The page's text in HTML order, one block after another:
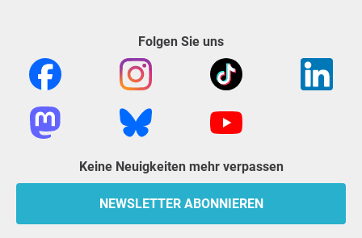
Folgen Sie uns
Keine Neuigkeiten mehr verpassen
NEWSLETTER ABONNIEREN